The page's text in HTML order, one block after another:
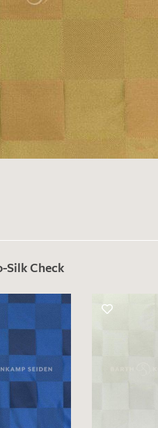
keine Produkte auf Ihrer
dennoch eine individuelle
bitte im Feld "Anmerkungen".
Silk Check